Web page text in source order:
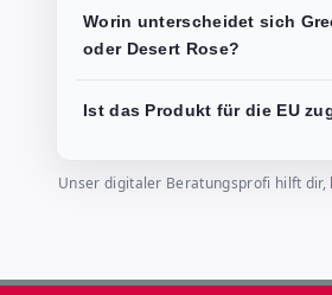
Worin unterscheidet sich
oder Desert Rose?
Ist das Produkt für die EU
Unser digitaler Beratungsprofi hilft dir,